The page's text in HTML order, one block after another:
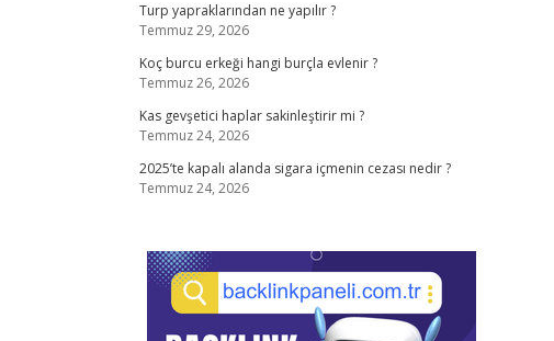
Turp yapraklarından ne yapılır ?
Temmuz 29, 2026
Koç burcu erkeği hangi burçla evlenir ?
Temmuz 26, 2026
Kas gevşetici haplar sakinleştirir mi ?
Temmuz 24, 2026
2025’te kapalı alanda sigara içmenin cezası nedir ?
Temmuz 24, 2026